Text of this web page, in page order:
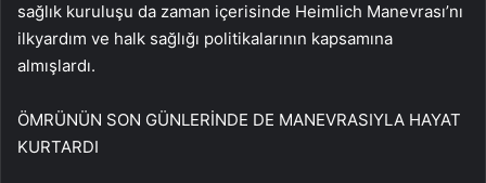
sağlık kuruluşu da zaman içerisinde Heimlich Manevrası’nı
ilkyardım ve halk sağlığı politikalarının kapsamına
almışlardı.
ÖMRÜNÜN SON GÜNLERİNDE DE MANEVRASIYLA HAYAT
KURTARDI